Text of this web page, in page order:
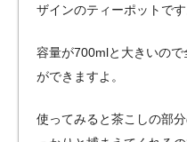
ザインのティーポットです
容量が700mlと大きいの
ができますよ。
使ってみると茶こしの部